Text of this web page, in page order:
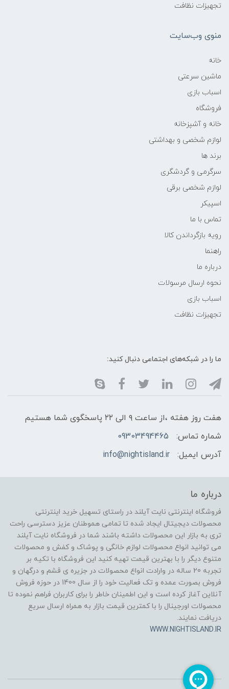
تجهیزات نظافت
منوی وب‌سایت
خانه
ماشین سرعتی
اسباب بازی
فروشگاه
خانه و آشپزخانه
لوازم شخصی و بهداشتی
برند ها
سرگرمی و گردشگری
لوازم شخصی برقی
اسپیکر
تماس با ما
رویه بازگرداندن کالا
راهنما
درباره ما
نحوه ارسال مرسولات
اسباب بازی
تجهیزات نظافت
ما را در شبکه‌های اجتماعی دنبال کنید:
هفت روز هفته ،از ساعت ۹ الی ۲۲ پاسخگوی شما هستیم
شماره تماس:
09303494465
آدرس ایمیل:
info@nightisland.ir
درباره ما
فروشگاه اینترنتی نایت آیلند در راستای تسهیل خرید اینترنتی
محصولات دیجیتال ایجاد شده تا تمامی هموطنان عزیز دسترسی راحت
تری به بازار این محصولات داشته باشند شما در فروشگاه نایت آیلند
می توانید انواع محصولات لوازم خانگی و پوشاک و کفش و محصولات
متنوع دیگر را با بهترین قیمت تهیه کنید این فروشگاه با تکیه بر
تجربه 20 ساله در وارادت انواع محصولات در جزیره ی قشم و درگهان و
فروش بصورت عمده و تک فعالیت خود را از سال 1400 در حوزه فروش
آنلاین آغاز کرده است و این اطمینان خاطر را برای کاربران فراهم نموده تا
محصولات اورجینال را با کمترین قیمت بازار به همراه ارسال سریع
دریافت نمایند.
WWW.NIGHTISLAND.IR